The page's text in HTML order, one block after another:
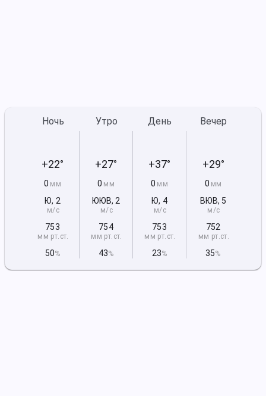
Ночь
+22°
0 мм
Ю, 2
м/с
753
мм рт.ст.
50%
Утро
+27°
0 мм
ЮЮВ, 2
м/с
754
мм рт.ст.
43%
День
+37°
0 мм
Ю, 4
м/с
753
мм рт.ст.
23%
Вечер
+29°
0 мм
ВЮВ, 5
м/с
752
мм рт.ст.
35%